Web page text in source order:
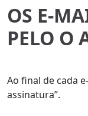
OS E-
PELO O
Ao final de cada
assinatura”.